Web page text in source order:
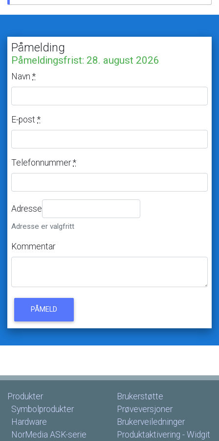
Påmelding
Påmeldingsfrist: 28. august 2026
Navn *
E-post *
Telefonnummer *
Adresse
Adresse er valgfritt
Kommentar
PÅMELD
Produkter
Symbolprodukter
Hardware
NorMedia ASK-serie
Brukerstøtte
Prøveversjoner
Brukerveiledninger
Produktaktivering - Widgit